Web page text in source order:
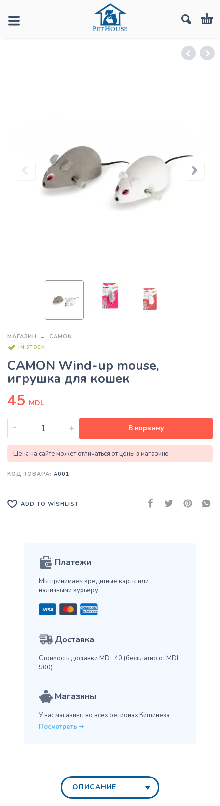
МАГАЗИН CAMON
IN STOCK
CAMON Wind-up mouse,
игрушка для кошек
45 MDL
- + В корзину
Цена на сайте может отличаться от цены в магазине
КОД ТОВАРА: A001
ADD TO WISHLIST
Платежи
Мы принимаем кредитные карты или
наличными курьеру
Доставка
Стоимость доставки MDL 40 (бесплатно от MDL
500)
Магазины
У нас магазины во всех регионах Кишинева
Посмотреть
ОПИСАНИЕ